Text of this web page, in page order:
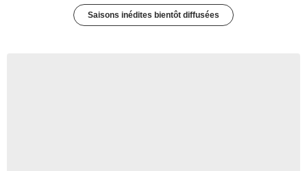
Saisons inédites bientôt diffusées